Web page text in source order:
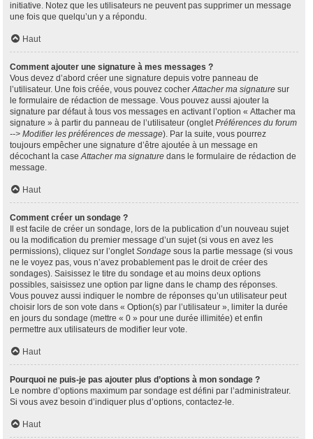
initiative. Notez que les utilisateurs ne peuvent pas supprimer un message
une fois que quelqu’un y a répondu.
Haut
Comment ajouter une signature à mes messages ?
Vous devez d’abord créer une signature depuis votre panneau de
l’utilisateur. Une fois créée, vous pouvez cocherAttacher ma signature sur
le formulaire de rédaction de message. Vous pouvez aussi ajouter la
signature par défaut à tous vos messages en activant l’option « Attacher ma
signature » à partir du panneau de l’utilisateur (ongletPréférences du forum
--> Modifier les préférences de message). Par la suite, vous pourrez
toujours empêcher une signature d’être ajoutée à un message en
décochant la caseAttacher ma signature dans le formulaire de rédaction de
message.
Haut
Comment créer un sondage ?
Il est facile de créer un sondage, lors de la publication d’un nouveau sujet
ou la modification du premier message d’un sujet (si vous en avez les
permissions), cliquez sur l’ongletSondage sous la partie message (si vous
ne le voyez pas, vous n’avez probablement pas le droit de créer des
sondages). Saisissez le titre du sondage et au moins deux options
possibles, saisissez une option par ligne dans le champ des réponses.
Vous pouvez aussi indiquer le nombre de réponses qu’un utilisateur peut
choisir lors de son vote dans « Option(s) par l’utilisateur », limiter la durée
en jours du sondage (mettre « 0 » pour une durée illimitée) et enfin
permettre aux utilisateurs de modifier leur vote.
Haut
Pourquoi ne puis-je pas ajouter plus d’options à mon sondage ?
Le nombre d’options maximum par sondage est défini par l’administrateur.
Si vous avez besoin d’indiquer plus d’options, contactez-le.
Haut